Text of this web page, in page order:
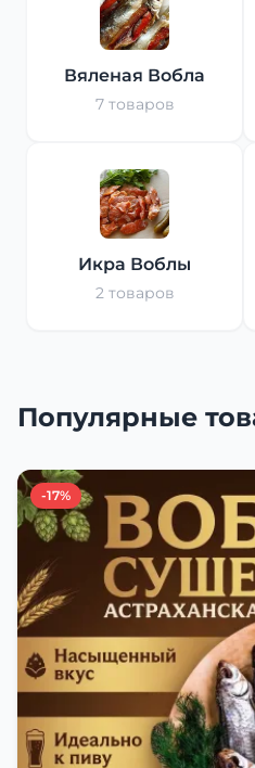
Вяленая Вобла
7 товаров
Икра Воблы
2 товаров
Популярные
-17%